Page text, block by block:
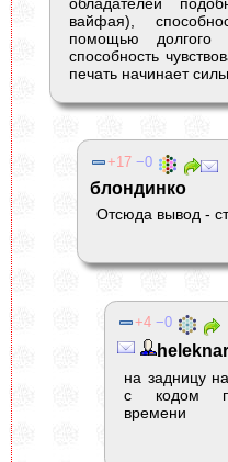
вайфая),
помощью
способность
печать начинает
17 0
блондинко
Отсюда вывод -
4 0
heleknar
на задницу
с кодом
времени